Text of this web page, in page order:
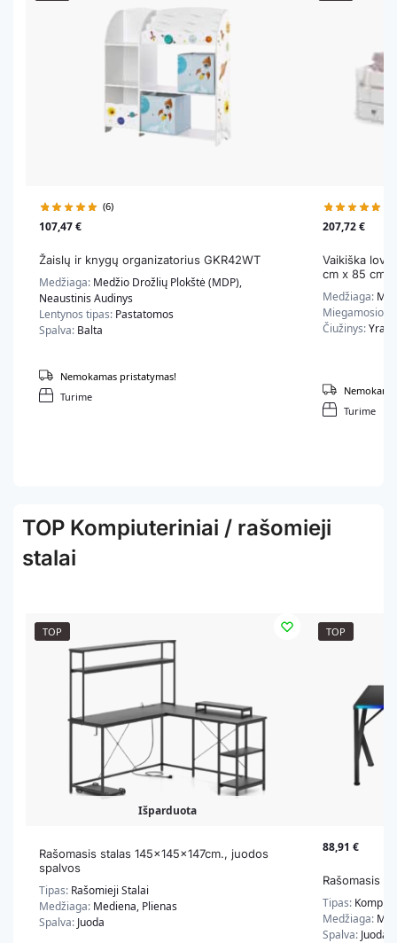
(6)
107,47€
Žaislų ir knygų organizatorius GKR42WT
Medžiaga: Medžio Drožlių Plokštė (MDP),
Neaustinis Audinys
Lentynos tipas: Pastatomos
Spalva: Balta
Turime
Nemokamas pristatymas!
207,72€
Vaikiška lova
cm x 85 cm
Medžiaga:
Miegamosios
Čiužinys:Yra
Turime
TOP Kompiuteriniai / rašomieji
stalai
TOP
Išparduota
Rašomasis stalas 145x145x147cm., juodos
spalvos
Tipas: Rašomieji Stalai
Medžiaga: Mediena, Plienas
Spalva: Juoda
TOP
88,91 €
Rašomasis
Tipas:
Medžiaga:
Spalva: Juoda